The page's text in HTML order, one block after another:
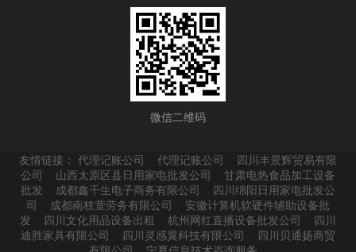
微信二维码
友情链接：代理记账公司 代理记账公司
四川丰景辉贸易有限
公司
山西太原区县日用家电批发公司
甘肃电热食品加工设备
批发
成都鑫千生电子商务有限公司
四川绵阳日用家电批发公
司
成都南枝萱劳务有限公司
安徽计算机软硬件辅助设备批
发
四川文化用品设备出租 杭州网红直播设备批发公司
四川
迪胜家具有限公司
四川灵感翼科技有限公司
四川贝通扬商贸